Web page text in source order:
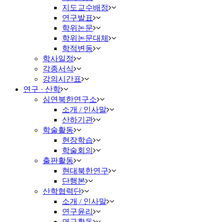
지도교수배정
연구발표
학위논문
학위논문대체
학적변동
학사일정
각종서식
강의시간표
연구 · 산학
심연북한연구소
소개 / 인사말
산하기관
학술활동
현장학습
학술회의
출판활동
현대북한연구
단행본
산학협력단
소개 / 인사말
연구윤리